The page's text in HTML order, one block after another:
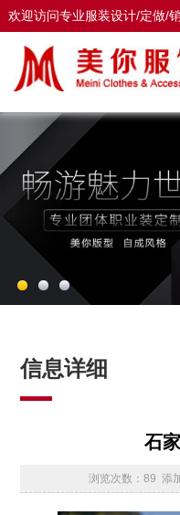
欢迎访问专业服装设计/定做
欢迎访问专业服装设计/定做
信息详细
石
浏览次数：89 添